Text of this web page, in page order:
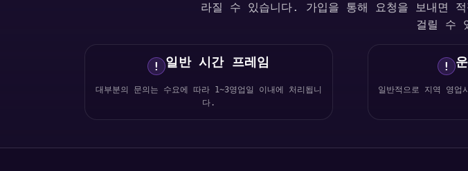
라질 수 있습니다. 가입을 통해 요청을 보내면
걸릴 수
! 일반 시간 프레임
대부분의 문의는 수요에 따라 1~3영업일 이내에 처리됩니
다.
!
일반적으로 지역 영업